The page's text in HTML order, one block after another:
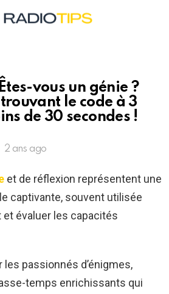
vous un génie ?
le code à 3
de 30 secondes !
2 ans ago
et de réflexion représentent une
captivante, souvent utilisée
et évaluer les capacités
les passionnés d’énigmes,
temps enrichissants qui